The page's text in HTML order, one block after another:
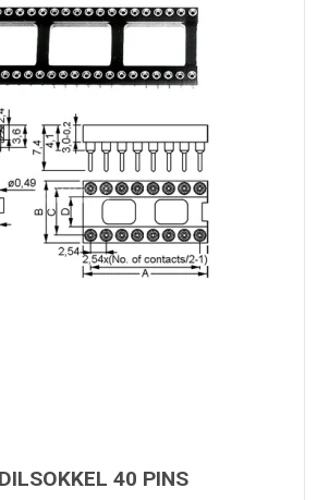
40 PINS